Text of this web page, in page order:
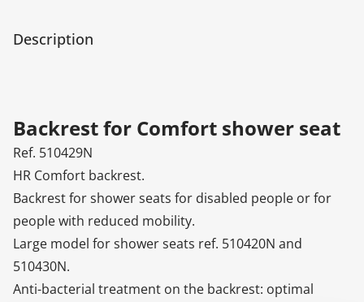
Description
Backrest for Comfort shower seat
Ref. 510429N
HR Comfort backrest.
Backrest for shower seats for disabled people or for
people with reduced mobility.
Large model for shower seats ref. 510420N and
510430N.
Anti-bacterial treatment on the backrest: optimal